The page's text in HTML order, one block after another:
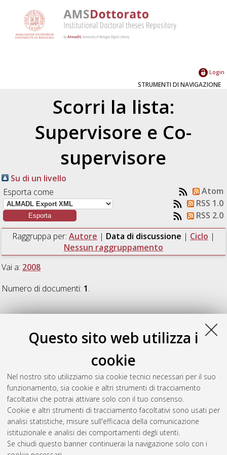
Questo sito web utilizza i
cookie
Nel nostro sito utilizziamo sia cookie tecnici necessari per il suo
funzionamento, sia cookie e altri strumenti di tracciamento
facoltativi che potrai attivare solo con il tuo consenso.
Cookie e altri strumenti di tracciamento facoltativi sono usati per
analisi statistiche, misure sull'efficacia della comunicazione
istituzionale e analisi dei comportamenti degli utenti.
Se chiudi questo banner continuerai la navigazione solo con i
Login
STRUMENTI DI NAVIGAZIONE
Scorri la lista:
Supervisore e Co-
supervisore
Su di un livello
Esporta come
Atom
RSS 1.0
RSS 2.0
Raggruppa per: Autore | Data di discussione | Ciclo |
Nessun raggruppamento
Vai a: 2008
Numero di documenti: 1.
2008
Biasiotti, Maria Angela(2008) La conoscenza
dell'informazione giuridica nell'era del semantic web: strumenti
semantici utilizzati e scenari futuri, [Dissertation thesis], Alma
Mater Studiorum Università di Bologna. Dottorato di ricerca in
Informatica giuridica e diritto dell'informatica, 20 Ciclo.
Questa lista e' stata generata il Wed Aug 5 20:43:32 2026